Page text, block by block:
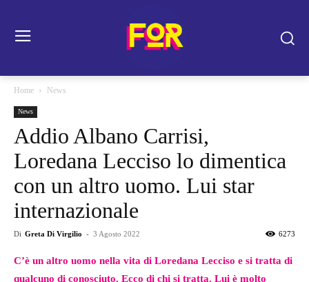
Home News
News
Addio Albano Carrisi,
Loredana Lecciso lo dimentica
con un altro uomo. Lui star
internazionale
Di Greta Di Virgilio - 3 Agosto 2022 6273
C’è un altro uomo nella vita di Loredana Lecciso e si tratta di
qualcuno di conosciuto. Ecco di chi si tratta. Lui è molto